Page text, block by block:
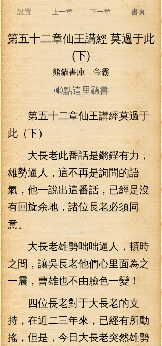
設置 上一章 下一章 書頁
第五十二章仙王講經 莫過于此
(下)
熊貓書庫 帝霸
🔊點這里聽書
第五十二章仙王講經莫過于
此（下）
大長老此番話是鏘鏗有力，
雄勢逼人，這不再是詢問的語
氣，他一說出這番話，已經是沒
有回旋余地，諸位長老必須同
意。
大長老雄勢咄咄逼人，頓時
之間，讓吳長老他們心里面為之
一震，曹雄也不由臉色一變！
四位長老對于大長老的支
持，在近二三年來，已經有所動
搖，但是，今日大長老突然雄勢